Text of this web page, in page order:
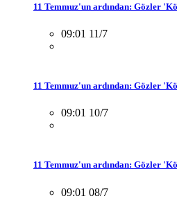
11 Temmuz'un ardından: Gözler
09:01 11/7
11 Temmuz'un ardından: Gözler
09:01 10/7
11 Temmuz'un ardından: Gözler
09:01 08/7